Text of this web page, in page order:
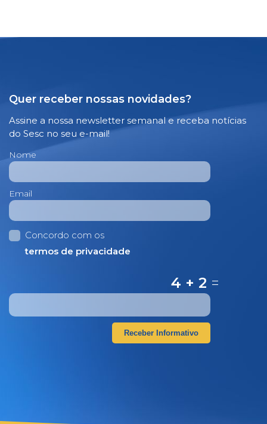
Quer receber nossas novidades?
Assine a nossa newsletter semanal e receba notícias
do Sesc no seu e-mail!
Nome
Email
Concordo com os
termos de privacidade
4 + 2 =
Receber Informativo